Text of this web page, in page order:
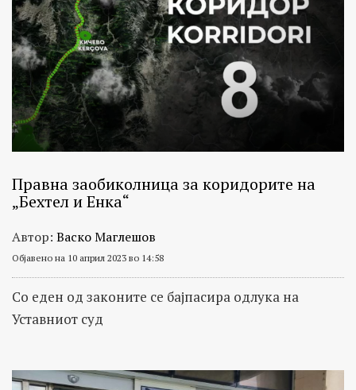
Правна заобиколница за коридорите на
„Бехтел и Енка“
Автор: Васко Маглешов
Објавено на 10 април 2023 во 14:58
Со еден од законите се бајпасира одлука на
Уставниот суд